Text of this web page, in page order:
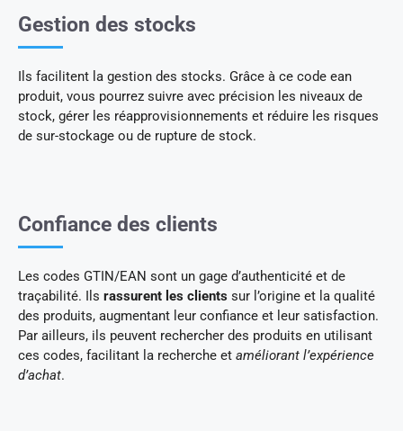
Gestion des stocks
Ils facilitent la gestion des stocks. Grâce à ce code ean
produit, vous pourrez suivre avec précision les niveaux de
stock, gérer les réapprovisionnements et réduire les risques
de sur-stockage ou de rupture de stock.
Confiance des clients
Les codes GTIN/EAN sont un gage d’authenticité et de
traçabilité. Ils rassurent les clients sur l’origine et la qualité
des produits, augmentant leur confiance et leur satisfaction.
Par ailleurs, ils peuvent rechercher des produits en utilisant
ces codes, facilitant la recherche et améliorant l’expérience
d’achat.